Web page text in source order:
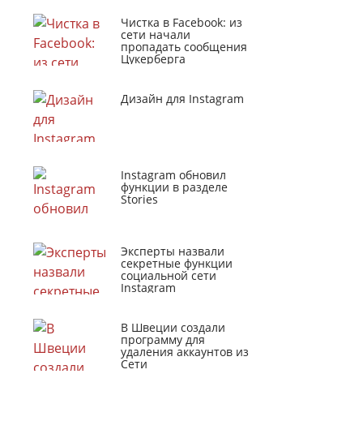
Чистка в Facebook: из
сети начали
пропадать сообщения
Цукерберга
Дизайн для Instagram
Instagram обновил
функции в разделе
Stories
Эксперты назвали
секретные функции
социальной сети
Instagram
В Швеции создали
программу для
удаления аккаунтов из
Сети